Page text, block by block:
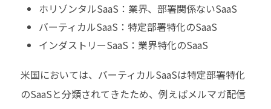
ホリゾンタルSaaS：業界、部署関係ないSaaS
バーティカルSaaS：特定部署特化のSaaS
インダストリーSaaS：業界特化のSaaS
米国においては、バーティカルSaaSは特定部署特化
のSaaSと分類されてきたため、例えばメルマガ配信